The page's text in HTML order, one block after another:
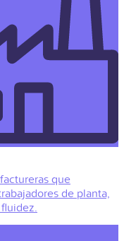
que
de planta,